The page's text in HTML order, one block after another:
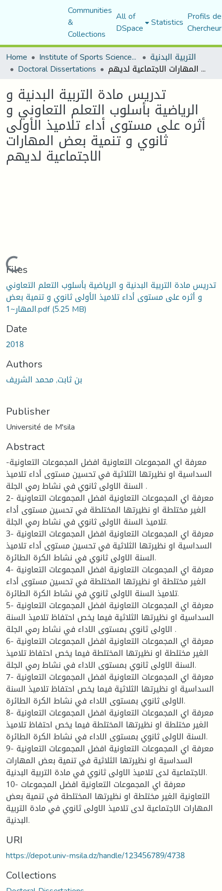
Communities
&
Collections
All of
DSpace Statistics Profils
Home
Institute of Sports Sciences and Techniques التربية البدنية
Doctoral Dissertations تدريس مادة التربية البدنية و الرياضية بأسلوب التعلم التعاوني و أثره على مستوى أداء تلاميذ الأولى ثانوي و تنمية بعض المهارات الاجتماعية لديهم
تدريس مادة التربية البدنية و
الرياضية بأسلوب التعلم التعاوني و
أثره على مستوى أداء تلاميذ الأولى
ثانوي و تنمية بعض المهارات
الاجتماعية لديهم
Loading...
Files
تدريس مادة التربية البدنية و الرياضية بأسلوب التعلم التعاوني
و أثره على مستوى أداء تلاميذ الأولى ثانوي و تنمية بعض
المهار~1.pdf(5.25 MB)
Date
2018
Authors
بن ثابت, محمد الشريف
Publisher
Université de M'sila
Abstract
-معرفة اي المجموعات التعاونية افضل المجموعات التعاونية
السداسية او نظيرتها الثلاثية في تحسين مستوى أداء تلاميذ
السنة الاولى ثانوي في نشاط رمي الجلة .
2- معرفة اي المجموعات التعاونية افضل المجموعات التعاونية
الغير مختلطة او نظيرتها المختلطة في تحسين مستوى أداء
تلاميذ السنة الاولى ثانوي في نشاط رمي الجلة.
3- معرفة اي المجموعات التعاونية افضل المجموعات التعاونية
السداسية او نظيرتها الثلاثية في تحسين مستوى أداء تلاميذ
السنة الاولى ثانوي في نشاط الكرة الطائرة.
4- معرفة اي المجموعات التعاونية افضل المجموعات التعاونية
الغير مختلطة او نظيرتها المختلطة في تحسين مستوى أداء
تلاميذ السنة الاولى ثانوي في نشاط الكرة الطائرة.
5- معرفة اي المجموعات التعاونية افضل المجموعات التعاونية
السداسية او نظيرتها الثلاثية فيما يخص احتفاظ تلاميذ السنة
الاولى ثانوي بمستوى الاداء في نشاط رمي الجلة .
6- معرفة اي المجموعات التعاونية افضل المجموعات التعاونية
الغير مختلطة او نظيرتها المختلطة فيما يخص احتفاظ تلاميذ
السنة الاولى ثانوي بمستوى الاداء في نشاط رمي الجلة.
7- معرفة اي المجموعات التعاونية افضل المجموعات التعاونية
السداسية او نظيرتها الثلاثية فيما يخص احتفاظ تلاميذ السنة
الاولى ثانوي بمستوى الاداء في نشاط الكرة الطائرة.
8- معرفة اي المجموعات التعاونية افضل المجموعات التعاونية
الغير مختلطة او نظيرتها المختلطة فيما يخص احتفاظ تلاميذ
السنة الاولى ثانوي بمستوى الاداء في نشاط الكرة الطائرة.
9- معرفة اي المجموعات التعاونية افضل المجموعات التعاونية
السداسية او نظيرتها الثلاثية في تنمية بعض المهارات
الاجتماعية لدى تلاميذ الاولى ثانوي في مادة التربية البدنية.
10- معرفة اي المجموعات التعاونية افضل المجموعات
التعاونية الغير مختلطة او نظيرتها المختلطة في تنمية بعض
المهارات الاجتماعية لدى تلاميذ الاولى ثانوي في مادة التربية
البدنية.
URI
https://depot.univ-msila.dz/handle/123456789/4738
Collections